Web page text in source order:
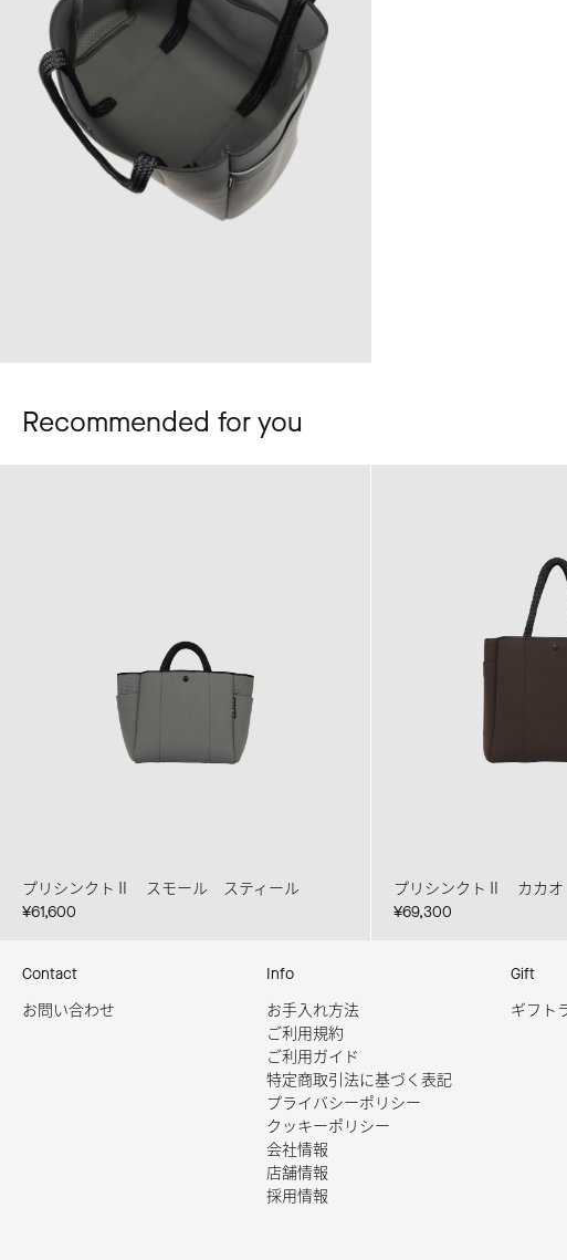
Recommended for you
プリシンクトⅡ スモール スティール
¥61,600
プリシンクトⅡ カカオ
¥69,300
Contact
お問い合わせ
Info
お手入れ方法
ご利用規約
ご利用ガイド
特定商取引法に基づく表記
プライバシーポリシー
クッキーポリシー
会社情報
店舗情報
採用情報
Gift
ギフト